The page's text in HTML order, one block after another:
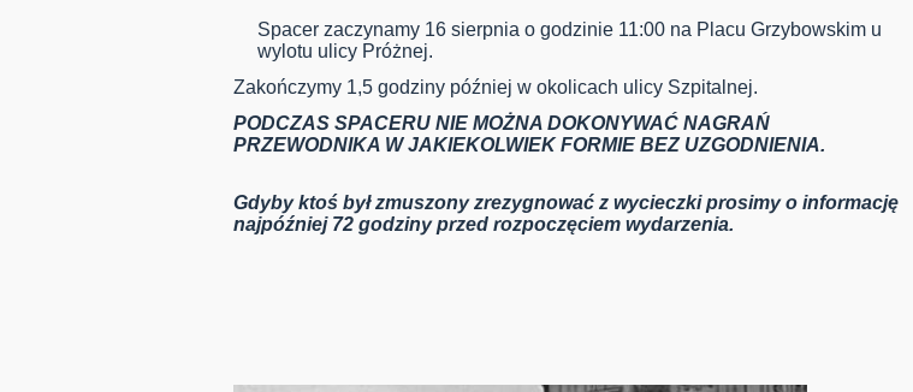
Spacer zaczynamy 16 sierpnia o godzinie 11:00 na Placu Grzybowskim u
wylotu ulicy Próżnej.
Zakończymy 1,5 godziny później w okolicach ulicy Szpitalnej.
PODCZAS SPACERU NIE MOŻNA DOKONYWAĆ NAGRAŃ
PRZEWODNIKA W JAKIEKOLWIEK FORMIE BEZ UZGODNIENIA.
Gdyby ktoś był zmuszony zrezygnować z wycieczki prosimy o informację
najpóźniej 72 godziny przed rozpoczęciem wydarzenia.